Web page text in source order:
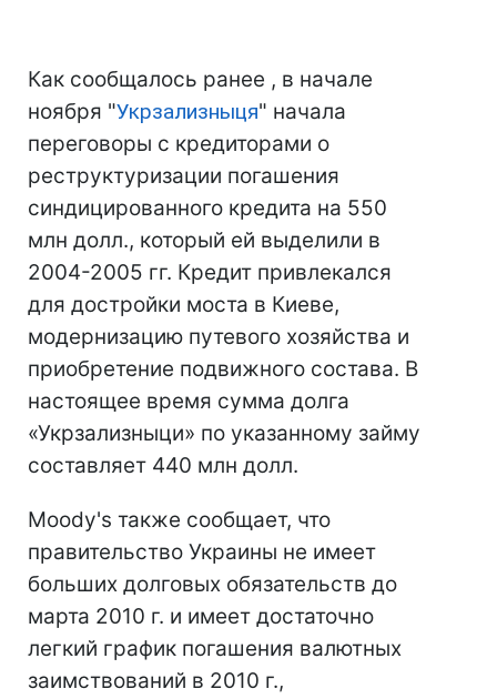
Как сообщалось ранее , в начале
ноября "Укрзализныця" начала
переговоры с кредиторами о
реструктуризации погашения
синдицированного кредита на 550
млн долл., который ей выделили в
2004-2005 гг. Кредит привлекался
для достройки моста в Киеве,
модернизацию путевого хозяйства и
приобретение подвижного состава. В
настоящее время сумма долга
«Укрзализныци» по указанному займу
составляет 440 млн долл.
Moody's также сообщает, что
правительство Украины не имеет
больших долговых обязательств до
марта 2010 г. и имеет достаточно
легкий график погашения валютных
заимствований в 2010 г.,